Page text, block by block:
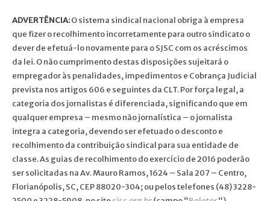
ADVERTÊNCIA:O sistema sindical nacional obriga à empresa
que fizer o recolhimento incorretamente para outro sindicato o
dever de efetuá-lo novamente para o SJSC com os acréscimos
da lei. O não cumprimento destas disposições sujeitará o
empregador às penalidades, impedimentos e Cobrança Judicial
prevista nos artigos 606 e seguintes da CLT. Por força legal, a
categoria dos jornalistas é diferenciada, significando que em
qualquer empresa – mesmo não jornalística – o jornalista
integra a categoria, devendo ser efetuado o desconto e
recolhimento da contribuição sindical para sua entidade de
classe. As guias de recolhimento do exercício de 2016 poderão
ser solicitadas na Av. Mauro Ramos, 1624 – Sala 207 – Centro,
Florianópolis, SC, CEP 88020-304; ou pelos telefones (48) 3228-